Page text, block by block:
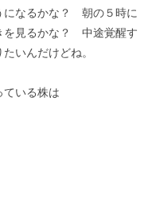
になるかな？ 朝の５時に
を見るかな？ 中途覚醒す
いんだけどね。
ている株は